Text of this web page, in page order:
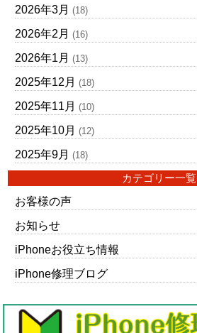
2026年3月 (18)
2026年2月 (16)
2026年1月 (13)
2025年12月 (18)
2025年11月 (10)
2025年10月 (12)
2025年9月 (18)
カテゴリー一覧
お客様の声
お知らせ
iPhoneお役立ち情報
iPhone修理ブログ